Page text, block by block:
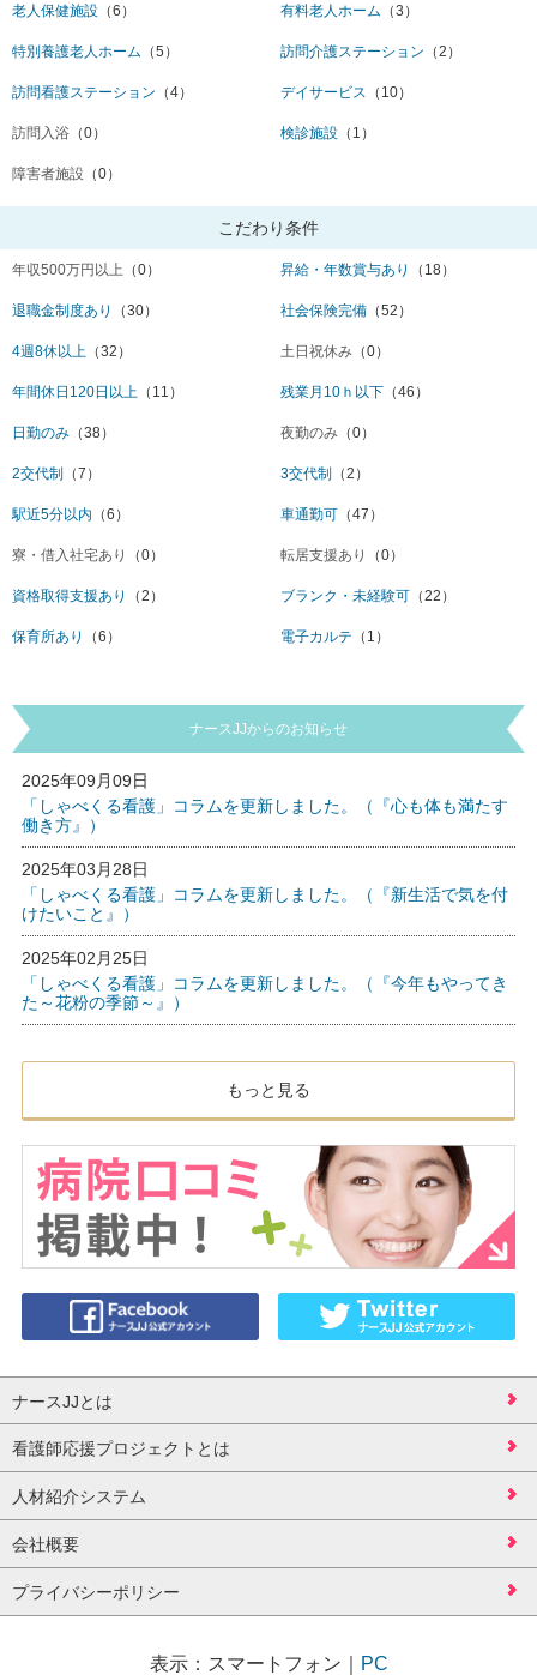
老人保健施設 （6） 有料老人ホーム （3）
特別養護老人ホーム （5） 訪問介護ステーション （2）
訪問看護ステーション （4） デイサービス （10）
訪問入浴 （0） 検診施設 （1）
障害者施設 （0）
こだわり条件
年収500万円以上 （0） 昇給・年数賞与あり （18）
退職金制度あり （30） 社会保険完備 （52）
4週8休以上 （32） 土日祝休み （0）
年間休日120日以上 （11） 残業月10ｈ以下 （46）
日勤のみ （38） 夜勤のみ （0）
2交代制 （7） 3交代制 （2）
駅近5分以内 （6） 車通勤可 （47）
寮・借入社宅あり （0） 転居支援あり （0）
資格取得支援あり （2） ブランク・未経験可 （22）
保育所あり （6） 電子カルテ （1）
ナースJJからのお知らせ
2025年09月09日
「しゃべくる看護」コラムを更新しました。（『心も体も満たす
働き方』）
2025年03月28日
「しゃべくる看護」コラムを更新しました。（『新生活で気を付
けたいこと』）
2025年02月25日
「しゃべくる看護」コラムを更新しました。（『今年もやってき
た～花粉の季節～』）
もっと見る
ナースJJとは
看護師応援プロジェクトとは
人材紹介システム
会社概要
プライバシーポリシー
表示： スマートフォン PC